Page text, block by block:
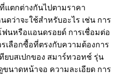
แตกต่างกันไปตามราคา
ว่าจะใช้สำหรับอะไร เช่น การ
นหรือแอนดรอยด์ การเชื่อมต่อ
เลือกซื้อที่ตรงกับความต้องการ
ยบสเปกของ สมาร์ทวอทช์ รุ่น
ขนาดหน้าจอ ความละเอียด การ